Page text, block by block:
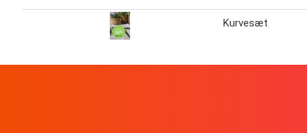
Kurvesæt